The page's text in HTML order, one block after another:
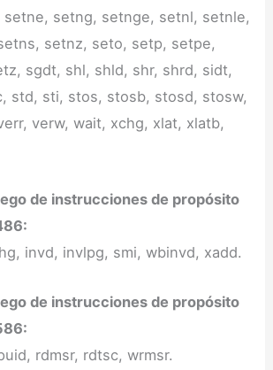
setng, setnge, setnl, setnle,
setnz, seto, setp, setpe,
sgdt, shl, shld, shr, shrd, sidt,
std, sti, stos, stosb, stosd, stosw,
verw, wait, xchg, xlat, xlatb,
de instrucciones de propósito
invd, invlpg, smi, wbinvd, xadd.
de instrucciones de propósito
rdmsr, rdtsc, wrmsr.